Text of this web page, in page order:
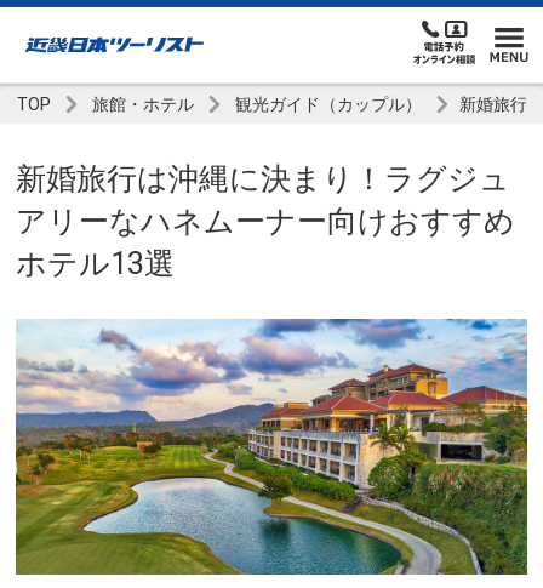
TOP 旅館・ホテル 観光ガイド（カップル） 新婚旅行
新婚旅行は沖縄に決まり！ラグジュ
アリーなハネムーナー向けおすすめ
ホテル13選